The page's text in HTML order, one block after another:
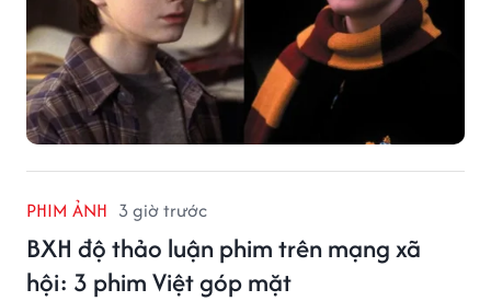
PHIM ẢNH 3 giờ trước
BXH độ thảo luận phim trên mạng xã
hội: 3 phim Việt góp mặt